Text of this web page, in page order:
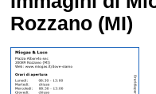
Rozzano (MI)